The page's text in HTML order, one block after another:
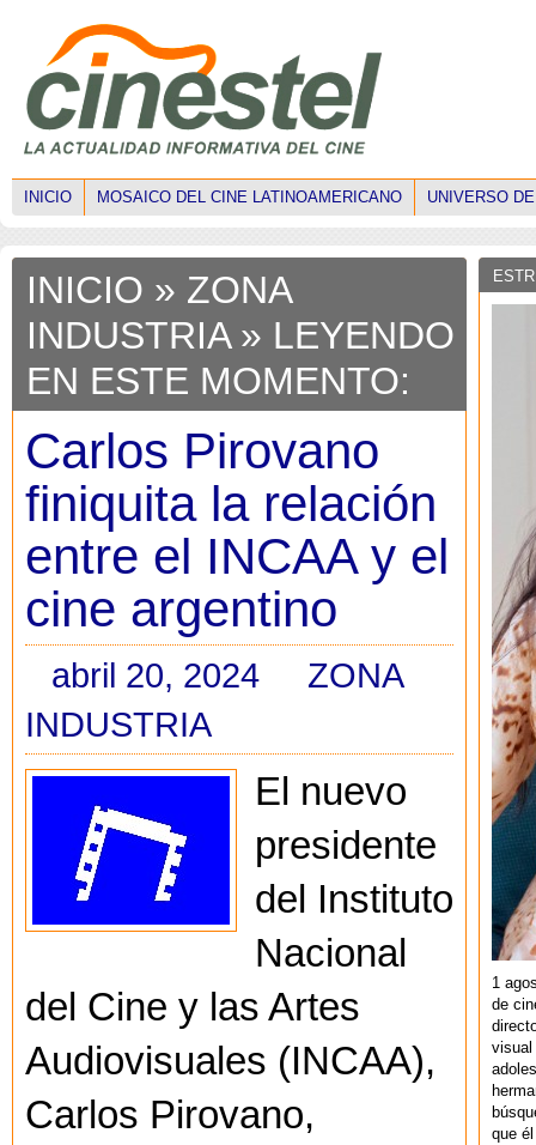
INICIO MOSAICO DEL CINE LATINOAMERICANO UNIVERSO
INICIO » ZONA
INDUSTRIA» LEYENDO
EN ESTE MOMENTO:
Carlos Pirovano
finiquita la relación
entre el INCAA y el
cine argentino
abril 20, 2024
ZONA
INDUSTRIA
El nuevo
presidente
del Instituto
Nacional
del Cine y las Artes
Audiovisuales (INCAA),
Carlos Pirovano,
1
de
visual
que